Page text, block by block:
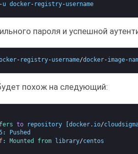
-u docker- registry-username
пароля и успешной
- registry-username/docker-image-
похож на следующий:
to repository [docker. io/
:
Pushed
: Mounted from library/centos